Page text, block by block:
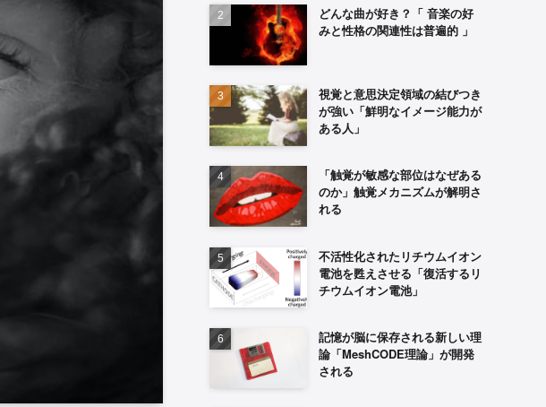
どんな曲が好き？「 音楽の好
みと性格の関連性は普遍的 」
視覚と意思決定領域の結びつき
が強い「鮮明なイメージ能力が
ある人」
「触覚が敏感な部位はなぜある
のか」触覚メカニズムが解明さ
れる
不活性化されたリチウムイオン
電池を甦えさせる「復活するリ
チウムイオン電池」
記憶が脳に保存される新しい理
論「MeshCODE理論」が開発
される